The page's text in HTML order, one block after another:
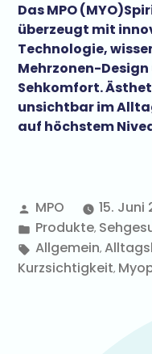
Das MPO
überzeugt mit
Technologie,
Mehrzonen-
Sehkomfort.
unsichtbar im
auf höchstem
MPO
15. Juni
Produkte,
Allgemein,
Kurzsichtigkeit,